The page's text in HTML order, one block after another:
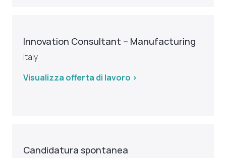
Innovation Consultant – Manufacturing
Italy
Visualizza offerta di lavoro >
Candidatura spontanea